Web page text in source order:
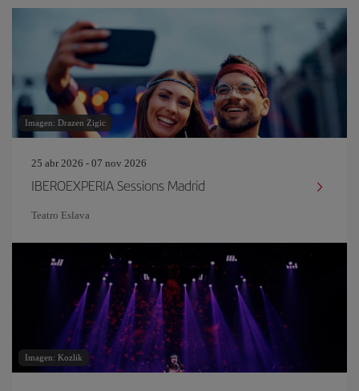
Imagen: Drazen Zigic
25 abr 2026 - 07 nov 2026
IBEROEXPERIA Sessions Madrid
Teatro Eslava
Imagen: Kozlik